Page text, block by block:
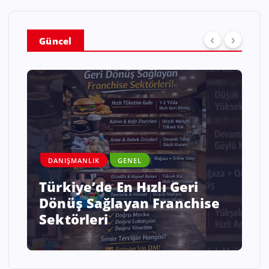
Güncel
DANIŞMANLIK GENEL
Savaş ve Kriz Ortamında
Enflasyonist Bir Ülkede İş
Kurmak mı Sabretmek mi?